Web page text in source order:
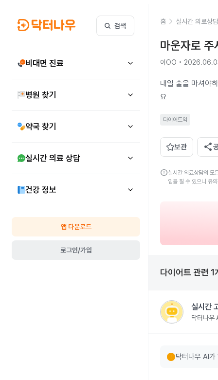
검색
비대면 진료
병원 찾기
약국 찾기
실시간 의료 상담
건강 정보
앱 다운로드
로그인/가입
홈 실시간 의료상담
마운자로
이OO •
내일 술을 마셔야
요
다이어트약
보관 share
error실시간 의료상담의 모
임을 질 수 있으니 유
다이어트 관련 1
실시간
닥터나우
error닥터나우 AI